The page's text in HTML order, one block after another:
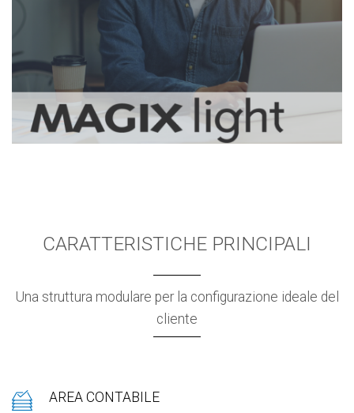
CARATTERISTICHE PRINCIPALI
Una struttura modulare per la configurazione ideale del
cliente
AREA CONTABILE